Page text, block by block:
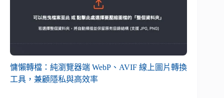
慵懶轉檔：純瀏覽器端 WebP、AVIF 線上圖片轉換
工具，兼顧隱私與高效率